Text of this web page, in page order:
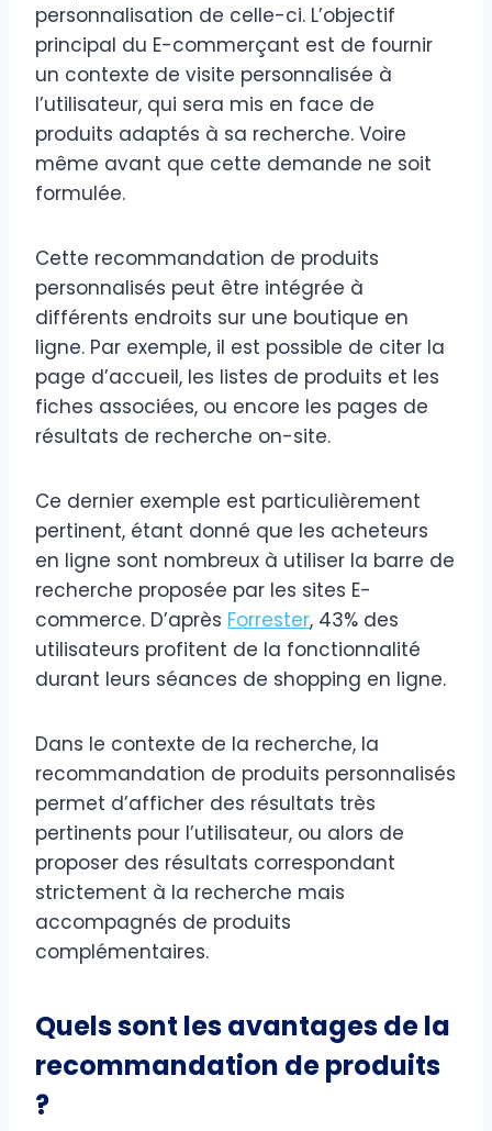
personnalisation de celle-ci. L’objectif
principal du E-commerçant est de fournir
un contexte de visite personnalisée à
l’utilisateur, qui sera mis en face de
produits adaptés à sa recherche. Voire
même avant que cette demande ne soit
formulée.
Cette recommandation de produits
personnalisés peut être intégrée à
différents endroits sur une boutique en
ligne. Par exemple, il est possible de citer la
page d’accueil, les listes de produits et les
fiches associées, ou encore les pages de
résultats de recherche on-site.
Ce dernier exemple est particulièrement
pertinent, étant donné que les acheteurs
en ligne sont nombreux à utiliser la barre de
recherche proposée par les sites E-
commerce. D’après Forrester, 43% des
utilisateurs profitent de la fonctionnalité
durant leurs séances de shopping en ligne.
Dans le contexte de la recherche, la
recommandation de produits personnalisés
permet d’afficher des résultats très
pertinents pour l’utilisateur, ou alors de
proposer des résultats correspondant
strictement à la recherche mais
accompagnés de produits
complémentaires.
Quels sont les avantages de la
recommandation de produits
?